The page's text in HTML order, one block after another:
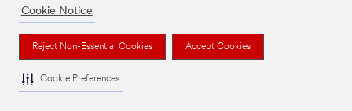
Cookie Notice
Reject Non-Essential Cookies Accept Cookies
Cookie Preferences